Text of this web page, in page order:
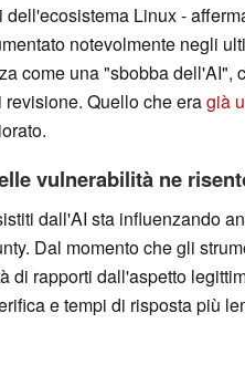
Linux -
notevolmente negli
come una "sbobba dell'AI",
Quello che eragià
vulnerabilità ne
dall'AI sta influenzando
Dal momento che gli
di rapporti dall'aspetto
e tempi di risposta più